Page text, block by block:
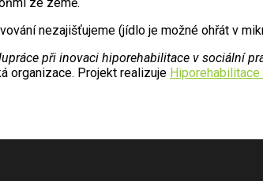
nezajišťujeme (jídlo je možné ohřát v
při inovaci hiporehabilitace v sociální
organizace. Projekt realizuje